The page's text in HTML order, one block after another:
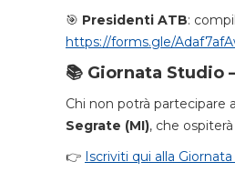
🎯 Presidenti ATB:
https://forms.gle/
📚 Giornata Studio
Chi non potrà partecipare
Segrate (MI), che ospiterà
👉 Iscriviti qui alla